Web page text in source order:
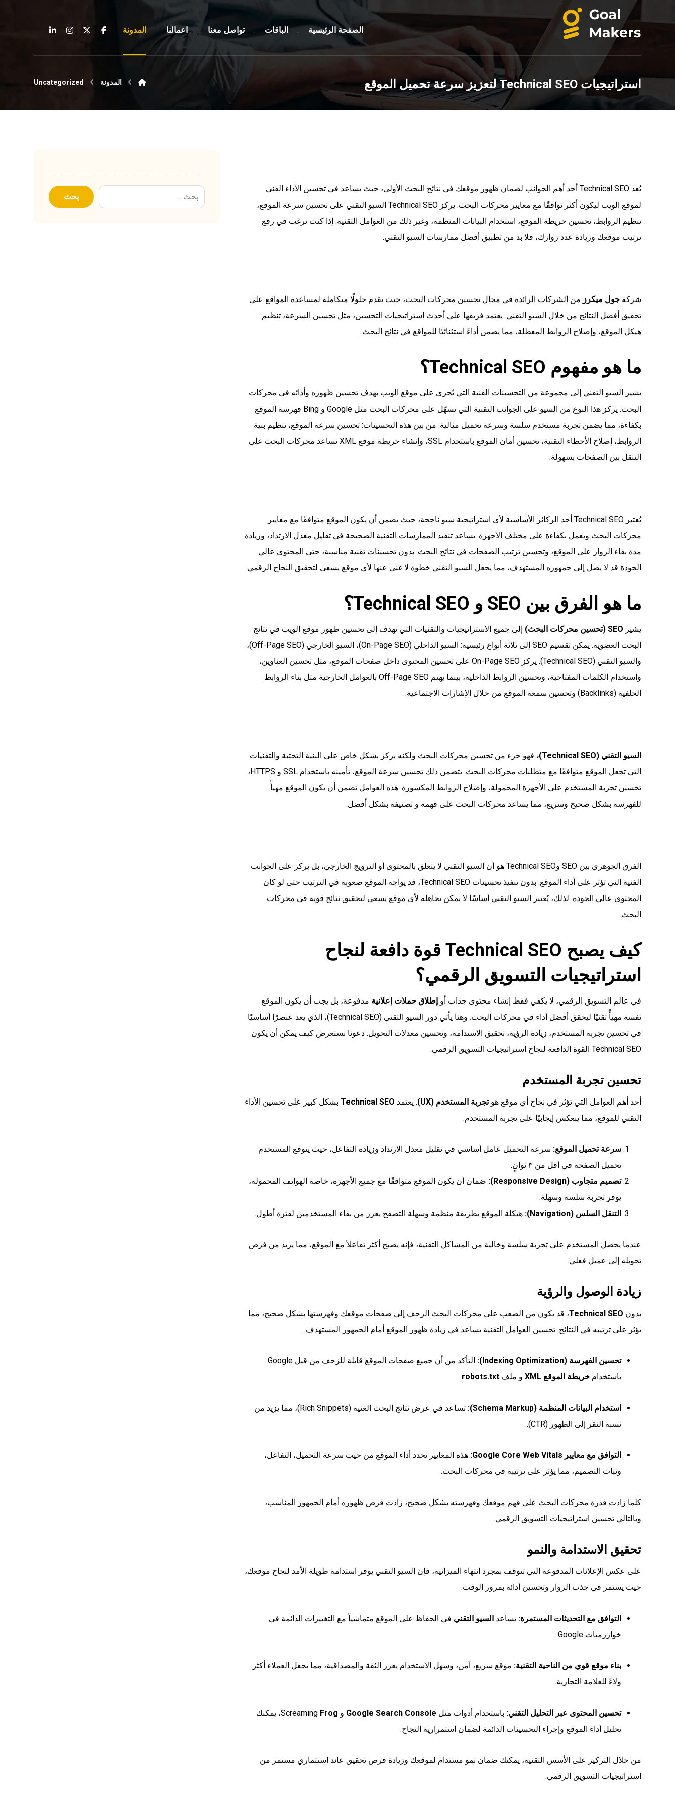
الصفحة الرئيسية الباقات تواصل معنا اعمالنا المدونة
استراتيجيات Technical SEO لتعزيز سرعة تحميل الموقع المدونة Uncategorized
يُعد Technical SEO أحد أهم الجوانب لضمان ظهور موقعك في نتائج البحث الأولى، حيث يساعد في تحسين الأداء الفني
لموقع الويب ليكون أكثر توافقًا مع معايير محركات البحث. يركز Technical SEO السيو التقني على تحسين سرعة الموقع،
تنظيم الروابط، تحسين خريطة الموقع، استخدام البيانات المنظمة، وغير ذلك من العوامل التقنية. إذا كنت ترغب في رفع
ترتيب موقعك وزيادة عدد زوارك، فلا بد من تطبيق أفضل ممارسات السيو التقني.
شركةجول ميكرز من الشركات الرائدة في مجال تحسين محركات البحث، حيث تقدم حلولًا متكاملة لمساعدة المواقع على
تحقيق أفضل النتائج من خلال السيو التقني. يعتمد فريقها على أحدث استراتيجيات التحسين، مثل تحسين السرعة، تنظيم
هيكل الموقع، وإصلاح الروابط المعطلة، مما يضمن أداءً استثنائيًا للمواقع في نتائج البحث.
ما هو مفهوم Technical SEO؟
يشير السيو التقني إلى مجموعة من التحسينات الفنية التي تُجرى على موقع الويب بهدف تحسين ظهوره وأدائه في محركات
البحث. يركز هذا النوع من السيو على الجوانب التقنية التي تسهّل على محركات البحث مثل Google و Bing فهرسة الموقع
بكفاءة، مما يضمن تجربة مستخدم سلسة وسرعة تحميل مثالية. من بين هذه التحسينات: تحسين سرعة الموقع، تنظيم بنية
الروابط، إصلاح الأخطاء التقنية، تحسين أمان الموقع باستخدام SSL، وإنشاء خريطة موقع XML تساعد محركات البحث على
التنقل بين الصفحات بسهولة.
يُعتبر Technical SEO أحد الركائز الأساسية لأي استراتيجية سيو ناجحة، حيث يضمن أن يكون الموقع متوافقًا مع معايير
محركات البحث ويعمل بكفاءة على مختلف الأجهزة. يساعد تنفيذ الممارسات التقنية الصحيحة في تقليل معدل الارتداد، وزيادة
مدة بقاء الزوار على الموقع، وتحسين ترتيب الصفحات في نتائج البحث. بدون تحسينات تقنية مناسبة، حتى المحتوى عالي
الجودة قد لا يصل إلى جمهوره المستهدف، مما يجعل السيو التقني خطوة لا غنى عنها لأي موقع يسعى لتحقيق النجاح الرقمي.
ما هو الفرق بين SEO و Technical SEO؟
يشير SEO (تحسين محركات البحث)
إلى جميع الاستراتيجيات والتقنيات التي تهدف إلى تحسين ظهور موقع الويب في نتائج
البحث العضوية. يمكن تقسيم SEO إلى ثلاثة أنواع رئيسية: السيو الداخلي (On-Page SEO)، السيو الخارجي (Off-Page SEO)،
والسيو التقني (Technical SEO). يركز On-Page SEO على تحسين المحتوى داخل صفحات الموقع، مثل تحسين العناوين،
واستخدام الكلمات المفتاحية، وتحسين الروابط الداخلية، بينما يهتم Off-Page SEO بالعوامل الخارجية مثل بناء الروابط
الخلفية (Backlinks) وتحسين سمعة الموقع من خلال الإشارات الاجتماعية.
السيو التقني (Technical SEO)،
فهو جزء من تحسين محركات البحث ولكنه يركز بشكل خاص على البنية التحتية والتقنيات
التي تجعل الموقع متوافقًا مع متطلبات محركات البحث. يتضمن ذلك تحسين سرعة الموقع، تأمينه باستخدام SSL و HTTPS،
تحسين تجربة المستخدم على الأجهزة المحمولة، وإصلاح الروابط المكسورة. هذه العوامل تضمن أن يكون الموقع مهيأً
للفهرسة بشكل صحيح وسريع، مما يساعد محركات البحث على فهمه و تصنيفه بشكل أفضل.
الفرق الجوهري بين SEO وTechnical SEO هو أن السيو التقني لا يتعلق بالمحتوى أو الترويج الخارجي، بل يركز على الجوانب
الفنية التي تؤثر على أداء الموقع. بدون تنفيذ تحسينات Technical SEO، قد يواجه الموقع صعوبة في الترتيب حتى لو كان
المحتوى عالي الجودة. لذلك، يُعتبر السيو التقني أساسًا لا يمكن تجاهله لأي موقع يسعى لتحقيق نتائج قوية في محركات
البحث.
كيف يصبح Technical SEO قوة دافعة لنجاح
استراتيجيات التسويق الرقمي؟
في عالم التسويق الرقمي، لا يكفي فقط إنشاء محتوى جذاب أوإطلاق حملات إعلانية مدفوعة، بل يجب أن يكون الموقع
نفسه مهيأً تقنيًا ليحقق أفضل أداء في محركات البحث. وهنا يأتي دور السيو التقني (Technical SEO)، الذي يعد عنصرًا أساسيًا
في تحسين تجربة المستخدم، زيادة الرؤية، تحقيق الاستدامة، وتحسين معدلات التحويل. دعونا نستعرض كيف يمكن أن يكون
Technical SEO القوة الدافعة لنجاح استراتيجيات التسويق الرقمي.
تحسين تجربة المستخدم
أحد أهم العوامل التي تؤثر في نجاح أي موقع هوتجربة المستخدم (UX) . يعتمد Technical SEO بشكل كبير على تحسين الأداء
التقني للموقع، مما ينعكس إيجابيًا على تجربة المستخدم.
سرعة تحميل الموقع: سرعة التحميل عامل أساسي في تقليل معدل الارتداد وزيادة التفاعل، حيث يتوقع المستخدم
تحميل الصفحة في أقل من ٣ ثوانٍ.
تصميم متجاوب (Responsive Design):
ضمان أن يكون الموقع متوافقًا مع جميع الأجهزة، خاصة الهواتف المحمولة،
يوفر تجربة سلسة وسهلة.
التنقل السلس (Navigation):
هيكلة الموقع بطريقة منظمة وسهلة التصفح يعزز من بقاء المستخدمين لفترة أطول.
عندما يحصل المستخدم على تجربة سلسة وخالية من المشاكل التقنية، فإنه يصبح أكثر تفاعلاً مع الموقع، مما يزيد من فرص
تحويله إلى عميل فعلي.
زيادة الوصول والرؤية
بدون Technical SEO، قد يكون من الصعب على محركات البحث الزحف إلى صفحات موقعك وفهرستها بشكل صحيح، مما
يؤثر على ترتيبه في النتائج. تحسين العوامل التقنية يساعد في زيادة ظهور الموقع أمام الجمهور المستهدف.
تحسين الفهرسة (Indexing Optimization):
التأكد من أن جميع صفحات الموقع قابلة للزحف من قبل Google
باستخدامخريطة الموقعXML و ملفrobots.txt
.
استخدام البيانات المنظمة (Schema Markup):
تساعد في عرض نتائج البحث الغنية (Rich Snippets)، مما يزيد من
نسبة النقر إلى الظهور (CTR).
التوافق مع معايير Google Core Web Vitals:
هذه المعايير تحدد أداء الموقع من حيث سرعة التحميل، التفاعل،
وثبات التصميم، مما يؤثر على ترتيبه في محركات البحث.
كلما زادت قدرة محركات البحث على فهم موقعك وفهرسته بشكل صحيح، زادت فرص ظهوره أمام الجمهور المناسب،
وبالتالي تحسين استراتيجيات التسويق الرقمي.
تحقيق الاستدامة والنمو
على عكس الإعلانات المدفوعة التي تتوقف بمجرد انتهاء الميزانية، فإن السيو التقني يوفر استدامة طويلة الأمد لنجاح موقعك،
حيث يستمر في جذب الزوار وتحسين أدائه بمرور الوقت.
التوافق مع التحديثات المستمرة: يساعدالسيو التقني في الحفاظ على الموقع متماشياً مع التغييرات الدائمة في
خوارزميات Google.
بناء موقع قوي من الناحية التقنية: موقع سريع، آمن، وسهل الاستخدام يعزز الثقة والمصداقية، مما يجعل العملاء أكثر
ولاءً للعلامة التجارية.
تحسين المحتوى عبر التحليل التقني: باستخدام أدوات مثل Google Search Console و Screaming Frog
، يمكنك
تحليل أداء الموقع وإجراء التحسينات الدائمة لضمان استمرارية النجاح.
من خلال التركيز على الأسس التقنية، يمكنك ضمان نمو مستدام لموقعك وزيادة فرص تحقيق عائد استثماري مستمر من
استراتيجيات التسويق الرقمي.